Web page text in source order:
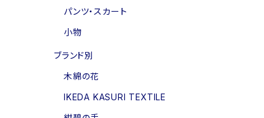
パンツ・スカート
小物
ブランド別
木綿の花
IKEDA KASURI TEXTILE